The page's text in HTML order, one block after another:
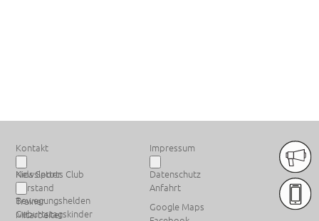
Kontakt
Newsletter
Vorstand
Trainer
Mitarbeiter
Impressum
Datenschutz
Anfahrt
Google Maps
Kids Sports Club
Bewegungshelden
Geburtstagskinder